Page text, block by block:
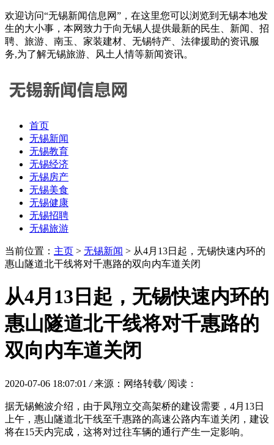
欢迎访问“无锡新闻信息网”，在这里您可以浏览到无锡本地发
生的大小事，本网致力于向无锡人提供最新的民生、新闻、招
聘、旅游、南玉、家装建材、无锡特产、法律援助的资讯服
务,为了解无锡旅游、风土人情等新闻资讯。
首页
无锡新闻
无锡教育
无锡经济
无锡房产
无锡美食
无锡健康
无锡招聘
无锡旅游
当前位置： 主页 > 无锡新闻 > 从4月13日起，无锡快速内环的
惠山隧道北干线将对千惠路的双向内车道关闭
从4月13日起，无锡快速内环的
惠山隧道北干线将对千惠路的
双向内车道关闭
2020-07-06 18:07:01 / 来源：网络转载/ 阅读：
据无锡鲍波介绍，由于凤翔立交高架桥的建设需要，4月13日
上午，惠山隧道北干线至千惠路的高速公路内车道关闭，建设
将在15天内完成，这将对过往车辆的通行产生一定影响。